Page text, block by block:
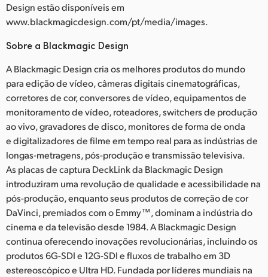
Design estão disponíveis em
www.blackmagicdesign.com/pt/media/images.
Sobre a Blackmagic Design
A Blackmagic Design cria os melhores produtos do mundo
para edição de vídeo, câmeras digitais cinematográficas,
corretores de cor, conversores de vídeo, equipamentos de
monitoramento de vídeo, roteadores, switchers de produção
ao vivo, gravadores de disco, monitores de forma de onda
e digitalizadores de filme em tempo real para as indústrias de
longas-metragens, pós-produção e transmissão televisiva.
As placas de captura DeckLink da Blackmagic Design
introduziram uma revolução de qualidade e acessibilidade na
pós-produção, enquanto seus produtos de correção de cor
DaVinci, premiados com o Emmy™, dominam a indústria do
cinema e da televisão desde 1984. A Blackmagic Design
continua oferecendo inovações revolucionárias, incluindo os
produtos 6G-SDI e 12G-SDI e fluxos de trabalho em 3D
estereoscópico e Ultra HD. Fundada por líderes mundiais na